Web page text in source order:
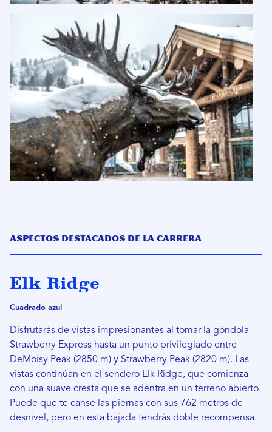
Aspectos destacados de la carrera
Elk Ridge
Cuadrado azul
Disfrutarás de vistas impresionantes al tomar la góndola
Strawberry Express hasta un punto privilegiado entre
DeMoisy Peak (2850 m) y Strawberry Peak (2820 m). Las
vistas continúan en el sendero Elk Ridge, que comienza
con una suave cresta que se adentra en un terreno abierto.
Puede que te canse las piernas con sus 762 metros de
desnivel, pero en esta bajada tendrás doble recompensa.